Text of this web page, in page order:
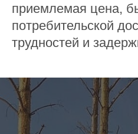
приемлемая цена,
потребительской
трудностей и